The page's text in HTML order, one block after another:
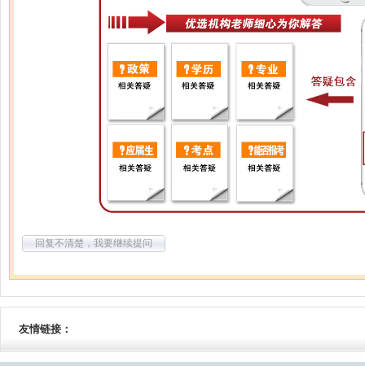
回复不清楚，我要继续提问
友情链接：